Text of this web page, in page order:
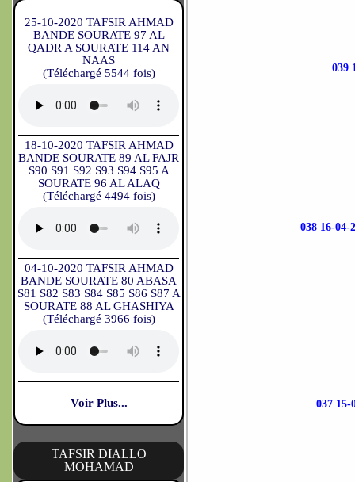
25-10-2020 TAFSIR AHMAD
BANDE SOURATE 97 AL
QADR A SOURATE 114 AN
NAAS
(Téléchargé 5544 fois)
18-10-2020 TAFSIR AHMAD
BANDE SOURATE 89 AL FAJR
S90 S91 S92 S93 S94 S95 A
SOURATE 96 AL ALAQ
(Téléchargé 4494 fois)
04-10-2020 TAFSIR AHMAD
BANDE SOURATE 80 ABASA
S81 S82 S83 S84 S85 S86 S87 A
SOURATE 88 AL GHASHIYA
(Téléchargé 3966 fois)
Voir Plus...
TAFSIR DIALLO
MOHAMAD
039
038 16-
037